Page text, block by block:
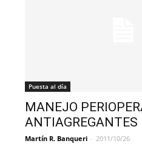
Puesta al día
MANEJO
ANTIAGREGANTES
Martín R. Banqueri - 2011/10/26